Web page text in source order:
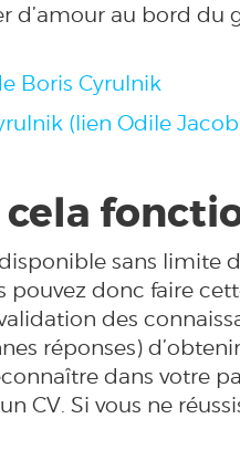
d’amour au bord
Boris Cyrulnik
(lien Odile
sans limite
pouvez donc faire
des
réponses)
dans votre
CV. Si vous ne